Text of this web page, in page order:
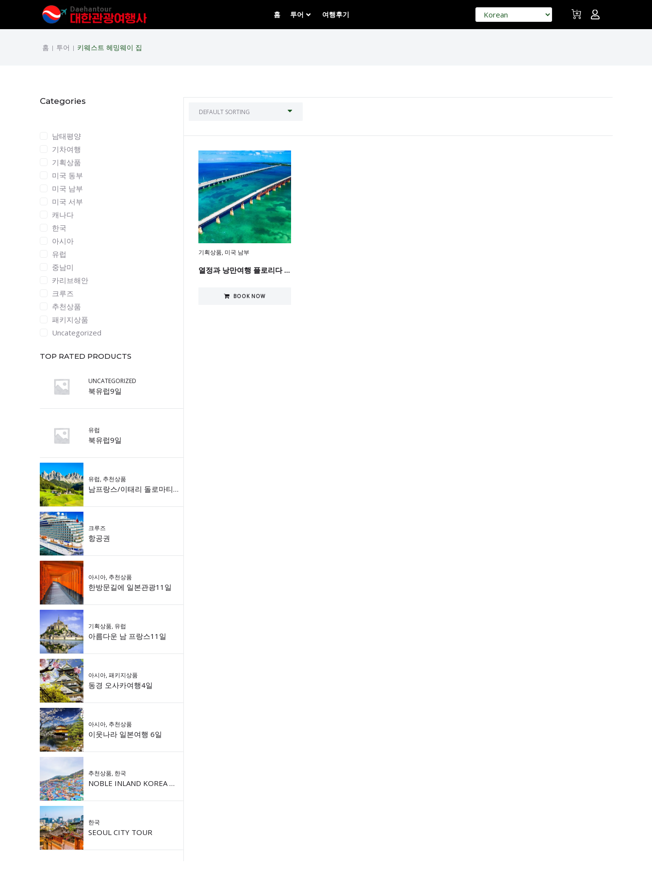
홈 투어 여행후기
홈 | 투어 | 키웨스트 헤밍웨이 집
Categories
남태평양
기차여행
기획상품
미국 동부
미국 남부
미국 서부
캐나다
한국
아시아
유럽
중남미
카리브해안
크루즈
추천상품
패키지상품
Uncategorized
TOP RATED PRODUCTS
UNCATEGORIZED
북유럽9일
유럽
북유럽9일
유럽, 추천상품
남프랑스/이태리 돌로마티 9일
크루즈
항공권
아시아, 추천상품
한방문길에 일본관광11일
기획상품, 유럽
아름다운 남 프랑스11일
아시아,패키지상품
동경 오사카여행4일
아시아, 추천상품
이웃나라 일본여행 6일
추천상품, 한국
NOBLE INLAND KOREA 9DAY
한국
SEOUL CITY TOUR
기획상품, 미국 남부
열정과 낭만여행 플로리다 4일
BOOK NOW